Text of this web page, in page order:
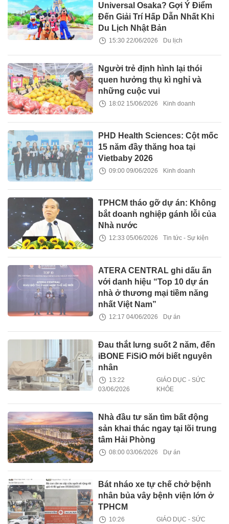
Universal Osaka? Gợi Ý Điểm
Đến Giải Trí Hấp Dẫn Nhất Khi
Du Lịch Nhật Bản
15:30 22/06/2026 Du lịch
Người trẻ định hình lại thói
quen hưởng thụ kì nghỉ và
những cuộc vui
18:02 15/06/2026 Kinh doanh
PHD Health Sciences: Cột mốc
15 năm đầy thăng hoa tại
Vietbaby 2026
09:00 09/06/2026 Kinh doanh
TPHCM tháo gỡ dự án: Không
bắt doanh nghiệp gánh lỗi của
Nhà nước
12:33 05/06/2026 Tin tức - Sự kiện
ATERA CENTRAL ghi dấu ấn
với danh hiệu “Top 10 dự án
nhà ở thương mại tiềm năng
nhất Việt Nam”
12:17 04/06/2026 Dự án
Đau thắt lưng suốt 2 năm, đến
iBONE FiSiO mới biết nguyên
nhân
13:22
03/06/2026
GIÁO DỤC - SỨC
KHỎE
Nhà đầu tư săn tìm bất động
sản khai thác ngay tại lõi trung
tâm Hải Phòng
08:00 03/06/2026 Dự án
Bát nháo xe tự chế chở bệnh
nhân bủa vây bệnh viện lớn ở
TPHCM
10:26
GIÁO DỤC - SỨC